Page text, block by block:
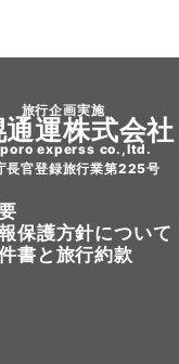
旅行企画実施
運株式会社
experss co.,ltd.
長官登録旅行業第225号
保護方針について
書と旅行約款